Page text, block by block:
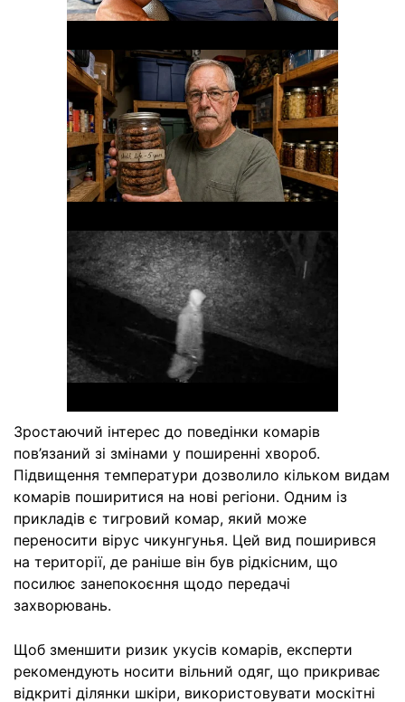
Зростаючий інтерес до поведінки комарів
пов’язаний зі змінами у поширенні хвороб.
Підвищення температури дозволило кільком видам
комарів поширитися на нові регіони. Одним із
прикладів є тигровий комар, який може
переносити вірус чикунгунья. Цей вид поширився
на території, де раніше він був рідкісним, що
посилює занепокоєння щодо передачі
захворювань.
Щоб зменшити ризик укусів комарів, експерти
рекомендують носити вільний одяг, що прикриває
відкриті ділянки шкіри, використовувати москітні